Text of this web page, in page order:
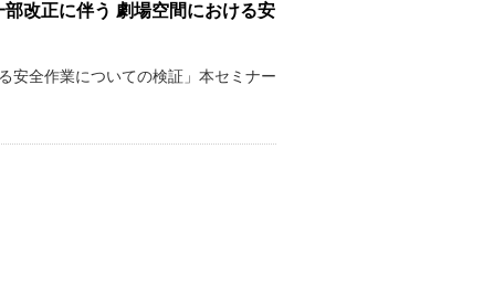
改正に伴う 劇場空間における安
安全作業についての検証」本セミナー